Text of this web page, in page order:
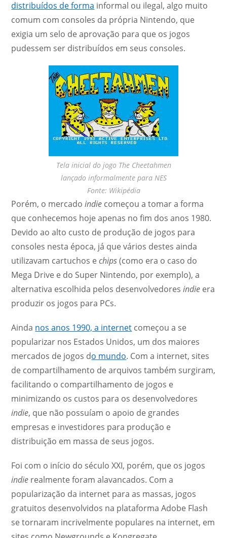
distribuídos de forma informal ou ilegal, algo muito
comum com consoles da própria Nintendo, que
exigia um selo de aprovação para que os jogos
pudessem ser distribuídos em seus consoles.
Tela inicial do jogo The Cheetahmen
lançado informalmente para NES
Fonte: Wikipédia
Porém, o mercadoindie começou a tomar a forma
que conhecemos hoje apenas no fim dos anos 1980.
Devido ao alto custo de produção de jogos para
consoles nesta época, já que vários destes ainda
utilizavam cartuchos echips(como era o caso do
Mega Drive e do Super Nintendo, por exemplo), a
alternativa escolhida pelos desenvolvedoresindie era
produzir os jogos para PCs.
Ainda nos anos 1990, a internet começou a se
popularizar nos Estados Unidos, um dos maiores
mercados de jogos do mundo. Com a internet, sites
de compartilhamento de arquivos também surgiram,
facilitando o compartilhamento de jogos e
minimizando os custos para os desenvolvedores
indie, que não possuíam o apoio de grandes
empresas e investidores para produção e
distribuição em massa de seus jogos.
Foi com o início do século XXI, porém, que os jogos
indie realmente foram alavancados. Com a
popularização da internet para as massas, jogos
gratuitos desenvolvidos na plataforma Adobe Flash
se tornaram incrivelmente populares na internet, em